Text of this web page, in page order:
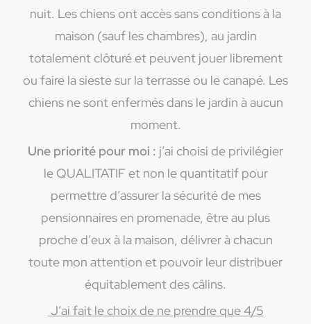
nuit. Les chiens ont accès sans conditions à la
maison (sauf les chambres), au jardin
totalement clôturé et peuvent jouer librement
ou faire la sieste sur la terrasse ou le canapé. Les
chiens ne sont enfermés dans le jardin à aucun
moment.
Une priorité pour moi : j’ai choisi de privilégier
le QUALITATIF et non le quantitatif pour
permettre d’assurer la sécurité de mes
pensionnaires en promenade, être au plus
proche d’eux à la maison, délivrer à chacun
toute mon attention et pouvoir leur distribuer
équitablement des câlins.
J’ai fait le choix de ne prendre que 4/5